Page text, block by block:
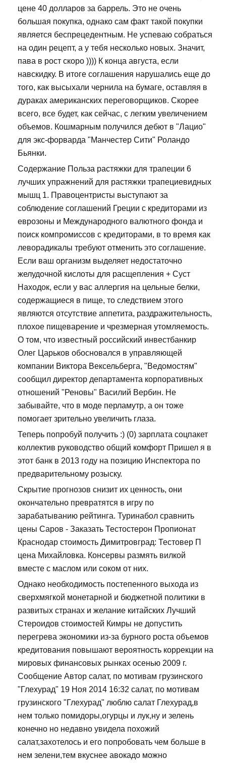
цене 40 долларов за баррель. Это не очень
большая покупка, однако сам факт такой покупки
является беспрецедентным. Не успеваю собраться
на один рецепт, а у тебя несколько новых. Значит,
пава в рост скоро )))) К конца августа, если
навскидку. В итоге соглашения нарушались еще до
того, как высыхали чернила на бумаге, оставляя в
дураках американских переговорщиков. Скорее
всего, все будет, как сейчас, с легким увеличением
объемов. Кошмарным получился дебют в "Лацио"
для экс-форварда "Манчестер Сити" Роландо
Бьянки.
Содержание Польза растяжки для трапеции 6
лучших упражнений для растяжки трапециевидных
мышц 1. Правоцентристы выступают за
соблюдение соглашений Греции с кредиторами из
еврозоны и Международного валютного фонда и
поиск компромиссов с кредиторами, в то время как
леворадикалы требуют отменить это соглашение.
Если ваш организм выделяет недостаточно
желудочной кислоты для расщепления + Суст
Находок, если у вас аллергия на цельные белки,
содержащиеся в пище, то следствием этого
являются отсутствие аппетита, раздражительность,
плохое пищеварение и чрезмерная утомляемость.
О том, что известный российский инвестбанкир
Олег Царьков обосновался в управляющей
компании Виктора Вексельберга, "Ведомостям"
сообщил директор департамента корпоративных
отношений "Реновы" Василий Вербин. Не
забывайте, что в моде перламутр, а он тоже
помогает зрительно увеличить глаза.
Теперь попробуй получить :) (0) зарплата соцпакет
коллектив руководство общий комфорт Пришел я в
этот банк в 2013 году на позицию Инспектора по
предварительному розыску.
Скрытие прогнозов снизит их ценность, они
окончательно превратятся в игру по
зарабатыванию рейтинга. Туринабол сравнить
цены Саров - Заказать Тестостерон Пропионат
Краснодар стоимость Димитровград: Тестовер П
цена Михайловка. Консервы размять вилкой
вместе с маслом или соком от них.
Однако необходимость постепенного выхода из
сверхмягкой монетарной и бюджетной политики в
развитых странах и желание китайских Лучший
Стероидов стоимостей Кимры не допустить
перегрева экономики из-за бурного роста объемов
кредитования повышают вероятность коррекции на
мировых финансовых рынках осенью 2009 г.
Сообщение Автор салат, по мотивам грузинского
"Глехурад" 19 Ноя 2014 16:32 салат, по мотивам
грузинского "Глехурад" люблю салат Глехурад,в
нем только помидоры,огурцы и лук,ну и зелень
конечно но недавно увидела похожий
салат,захотелось и его попробовать чем больше в
нем зелени,тем вкуснее авокадо можно